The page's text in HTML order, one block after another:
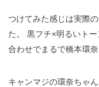
つけてみた感じは実際
た。 黒フチ×明るいト
合わせでまるで橋本環
キャンマジの環奈ちゃ